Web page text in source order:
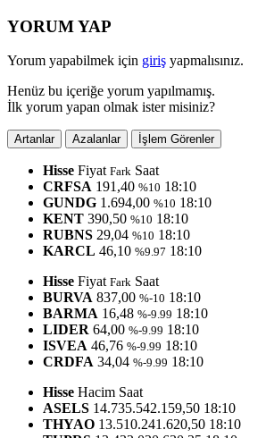
YORUM YAP
Yorum yapabilmek için giriş yapmalısınız.
Henüz bu içeriğe yorum yapılmamış.
İlk yorum yapan olmak ister misiniz?
Artanlar Azalanlar İşlem Görenler
Hisse Fiyat Fark Saat
CRFSA 191,40 %10 18:10
GUNDG 1.694,00 %10 18:10
KENT 390,50 %10 18:10
RUBNS 29,04 %10 18:10
KARCL 46,10 %9.97 18:10
Hisse Fiyat Fark Saat
BURVA 837,00 %-10 18:10
BARMA 16,48 %-9.99 18:10
LIDER 64,00 %-9.99 18:10
ISVEA 46,76 %-9.99 18:10
CRDFA 34,04 %-9.99 18:10
Hisse Hacim Saat
ASELS 14.735.542.159,50 18:10
THYAO 13.510.241.620,50 18:10